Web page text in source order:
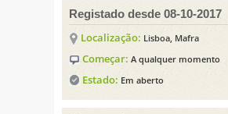
Registado desde 08-10-2017
Localização: Lisboa, Mafra
Começar: A qualquer momento
Estado: Em aberto